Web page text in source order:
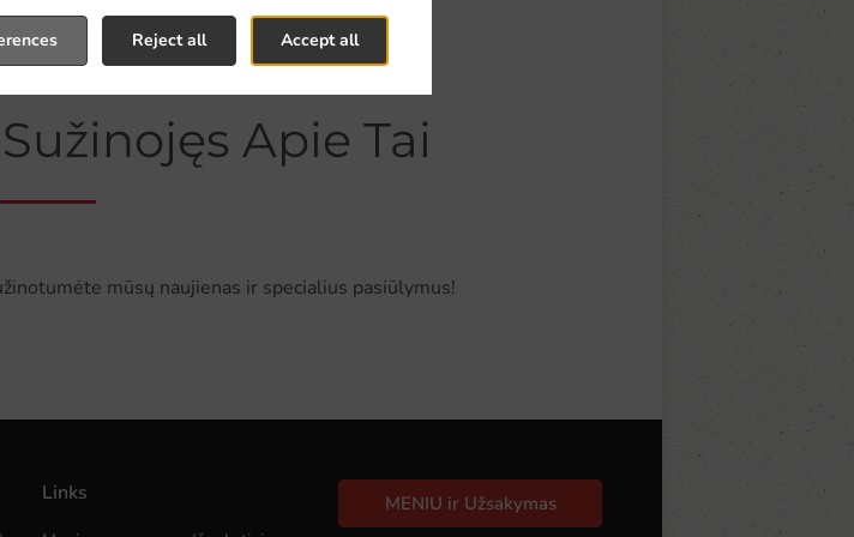
Accept all
Reject all
Apie Tai
mūsų naujienas ir specialius pasiūlymus!
Links MENIU ir Užsakymas